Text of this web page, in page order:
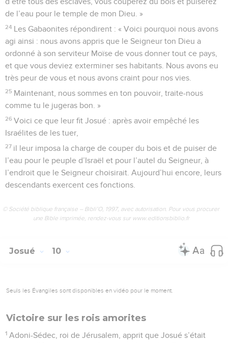
de l’eau pour le temple de mon Dieu. »
24 Les Gabaonites répondirent : « Voici pourquoi nous avons
agi ainsi : nous avons appris que le Seigneur ton Dieu a
ordonné à son serviteur Moïse de vous donner tout ce pays,
et que vous deviez exterminer ses habitants. Nous avons eu
très peur de vous et nous avons craint pour nos vies.
25 Maintenant, nous sommes en ton pouvoir, traite-nous
comme tu le jugeras bon. »
26 Voici ce que leur fit Josué : après avoir empêché les
Israélites de les tuer,
27 il leur imposa la charge de couper du bois et de puiser de
l’eau pour le peuple d’Israël et pour l’autel du Seigneur, à
l’endroit que le Seigneur choisirait. Aujourd’hui encore, leurs
descendants exercent ces fonctions.
© Société biblique française – Bibli’O, 1997, avec autorisation. Pour vous procurer
une Bible imprimée, rendez-vous sur www.editionsbiblio.fr
Josué 10
Seuls les Évangiles sont disponibles en vidéo pour le moment.
Victoire sur les rois amorites
1 Adoni-Sédec, roi de Jérusalem, apprit que Josué s’était